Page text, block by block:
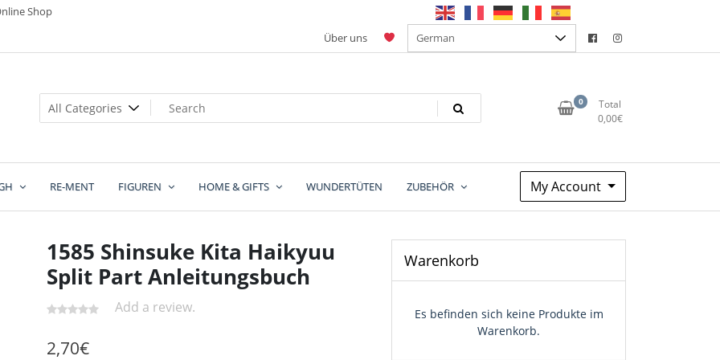
Shop
Über uns
0
Total
0,00€
RE-MENT FIGUREN HOME & GIFTS WUNDERTÜTEN ZUBEHÖR My Account
1585 Shinsuke Kita Haikyuu
Split Part Anleitungsbuch
Add a review.
2,70€
Warenkorb
Es befinden sich keine Produkte im
Warenkorb.